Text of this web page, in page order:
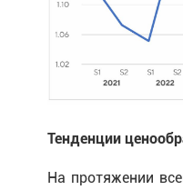
Тенденции
На протяжении